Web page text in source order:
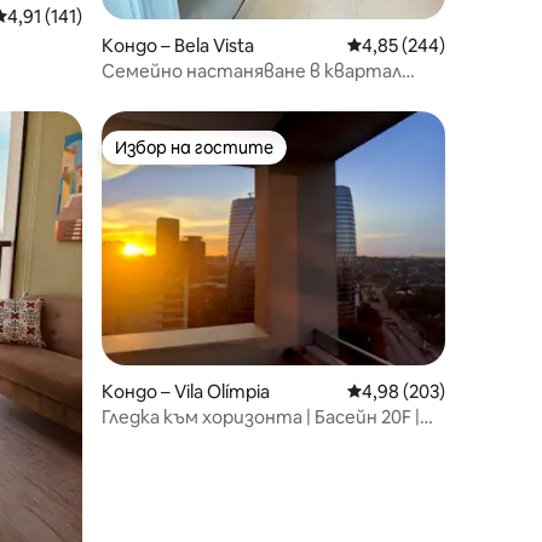
оценка: 4,91 от 5, 141 отзива
4,91 (141)
Кондо – Bela Vista Средна оценка: 4,85
4,85 (244)
Семейно настаняване в квартал
Избор на гостите
Избор на гостите
Кондо – Vila Olímpia Средна оценка: 4,98
4,98 (203)
Гледка към хоризонта | Басейн 20F |